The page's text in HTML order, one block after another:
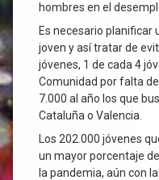
hombres en el
Es necesario planificar
joven y así tratar de
jóvenes, 1 de cada 4
Comunidad por falta
7.000 al año los que
Cataluña o Valencia.
Los 202.000 jóvenes
un mayor porcentaje
la pandemia, aún con